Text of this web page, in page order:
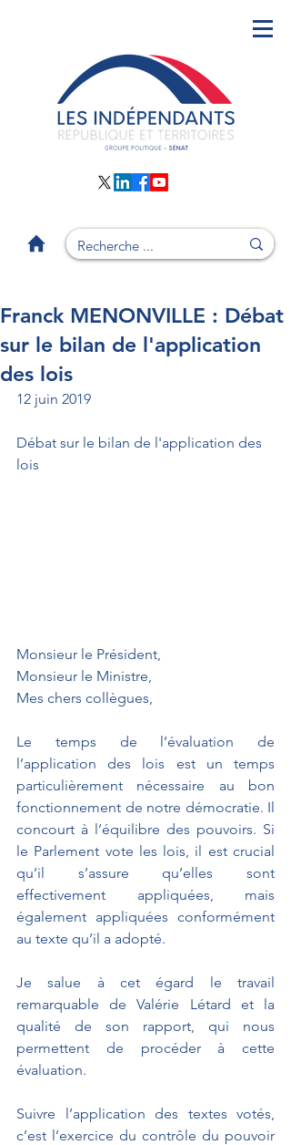
Franck MENONVILLE : Débat
sur le bilan de l'application
des lois
12 juin 2019
Débat sur le bilan de l'application des
lois
Monsieur le Président,
Monsieur le Ministre,
Mes chers collègues,
Le temps de l’évaluation de
l’application des lois est un temps
particulièrement nécessaire au bon
fonctionnement de notre démocratie. Il
concourt à l’équilibre des pouvoirs. Si
le Parlement vote les lois, il est crucial
qu’il s’assure qu’elles sont
effectivement appliquées, mais
également appliquées conformément
au texte qu’il a adopté.
Je salue à cet égard le travail
remarquable de Valérie Létard et la
qualité de son rapport, qui nous
permettent de procéder à cette
évaluation.
Suivre l’application des textes votés,
c’est l’exercice du contrôle du pouvoir